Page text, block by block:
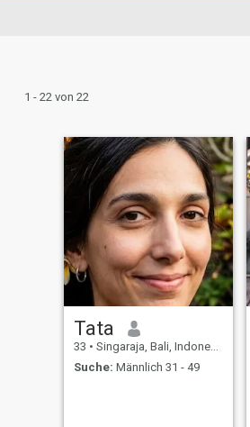
1 - 22 von 22
Tata
33 • Singaraja, Bali, Indonesien
Suche: Männlich 31 - 49